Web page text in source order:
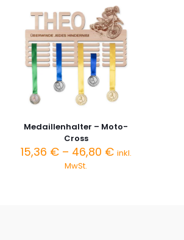
Medaillenhalter – Moto-
Cross
15,36 € – 46,80 €Preisspanne:
inkl.
MwSt.